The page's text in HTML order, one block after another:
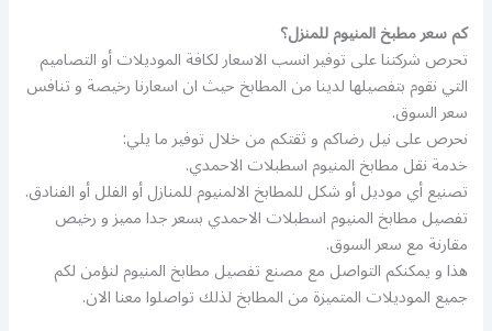
كم سعر مطبخ المنيوم للمنزل؟
تحرص شركتنا على توفير انسب الاسعار لكافة الموديلات أو التصاميم
التي نقوم بتفصيلها لدينا من المطابخ حيث ان اسعارنا رخيصة و تنافس
سعر السوق.
نحرص على نيل رضاكم و ثقتكم من خلال توفير ما يلي:
خدمة نقل مطابخ المنيوم اسطبلات الاحمدي.
تصنيع أي موديل أو شكل للمطابخ الالمنيوم للمنازل أو الفلل أو الفنادق.
تفصيل مطابخ المنيوم اسطبلات الاحمدي بسعر جدا مميز و رخيص
مقارنة مع سعر السوق.
هذا و يمكنكم التواصل مع مصنع تفصيل مطابخ المنيوم لنؤمن لكم
جميع الموديلات المتميزة من المطابخ لذلك تواصلوا معنا الان.